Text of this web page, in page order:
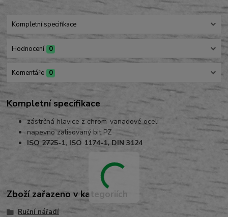
Kompletní specifikace
Hodnocení 0
Komentáře 0
Kompletní specifikace
zástrčná hlavice z chrom-vanadové oceli
napevno zalisovaný bit PZ
ISO 2725-1, ISO 1174-1, DIN 3124
Zboží zařazeno v kategoriích
Ruční nářadí